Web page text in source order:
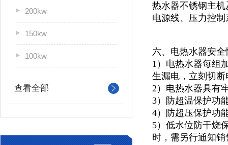
200kw
150kw
100kw
查看全部
热水器不锈钢主
电源线、压力控
六、电热水器安全
1）电热水器每组
生漏电，立刻切
2）电热水器具有
3）防超温保护功
4）防超压保护功
5）低水位防干烧
时，需另行通知